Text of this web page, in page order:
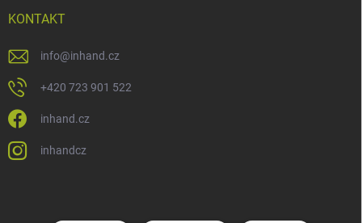
KONTAKT
info@inhand.cz
+420 723 901 522
inhand.cz
inhandcz